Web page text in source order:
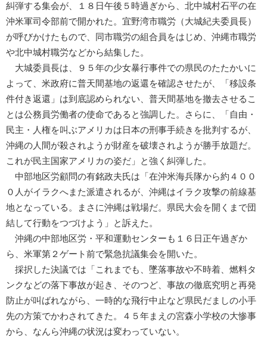
糾弾する集会が、１８日午後５時過ぎから、北中城村石平の在
沖米軍司令部前で開かれた。宜野湾市職労（大城紀夫委員長）
が呼びかけたもので、同市職労の組合員をはじめ、沖縄市職労
や北中城村職労などから結集した。
大城委員長は、９５年の少女暴行事件での県民のたたかいに
よって、米政府に普天間基地の返還を確認させたが、「移設条
件付き返還」は到底認められない、普天間基地を撤去させるこ
とは公務員労働者の使命であると強調した。さらに、「自由・
民主・人権を叫ぶアメリカは日本の刑事手続きを批判するが、
沖縄の人間が殺されようが財産を破壊されようが勝手放題だ。
これが民主国家アメリカの姿だ」と強く糾弾した。
中部地区労顧問の有銘政夫氏は「在沖米海兵隊から約４００
０人がイラクへまた派遣されるが、沖縄はイラク攻撃の前線基
地となっている。まさに沖縄は戦場だ。県民大会を開くまで団
結して行動をつづけよう」と訴えた。
沖縄の中部地区労・平和運動センターも１６日正午過ぎか
ら、米軍第２ゲート前で緊急抗議集会を開いた。
採択した決議では「これまでも、墜落事故や不時着、燃料タ
ンクなどの落下事故が起き、そのつど、事故の徹底究明と再発
防止が叫ばれながら、一時的な飛行中止など県民だましの小手
先の方策でかわされてきた。４５年まえの宮森小学校の大惨事
から、なんら沖縄の状況は変わっていない。